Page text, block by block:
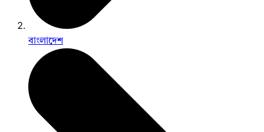
বাংলাদেশ